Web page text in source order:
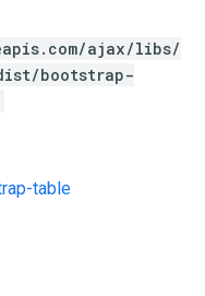
ajax/libs/
bootstrap-
table